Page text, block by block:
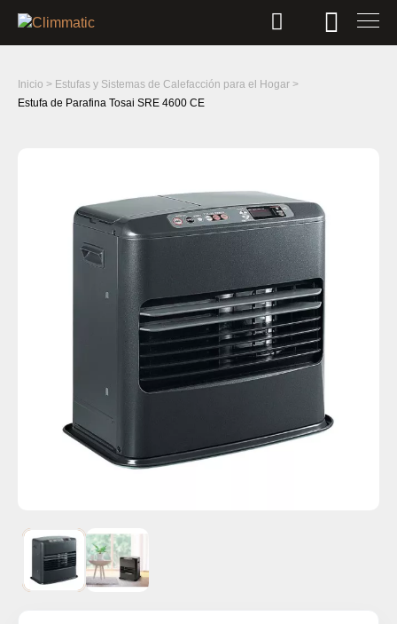
Inicio > Estufas y Sistemas de Calefacción para el Hogar >
Estufa de Parafina Tosai SRE 4600 CE